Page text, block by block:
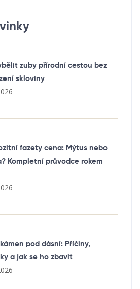
zuby přírodní cestou bez
skloviny
fazety cena: Mýtus nebo
Kompletní průvodce rokem
pod dásní: Příčiny,
a jak se ho zbavit